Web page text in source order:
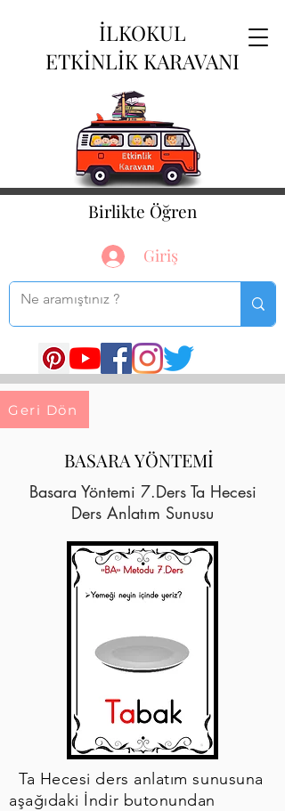
İLKOKUL
ETKİNLİK KARAVANI
Birlikte Öğren
Giriş
Geri Dön
BASARA YÖNTEMİ
Basara Yöntemi 7.Ders Ta Hecesi
Ders Anlatım Sunusu
Ta Hecesi ders anlatım sunusuna
aşağıdaki İndir butonundan